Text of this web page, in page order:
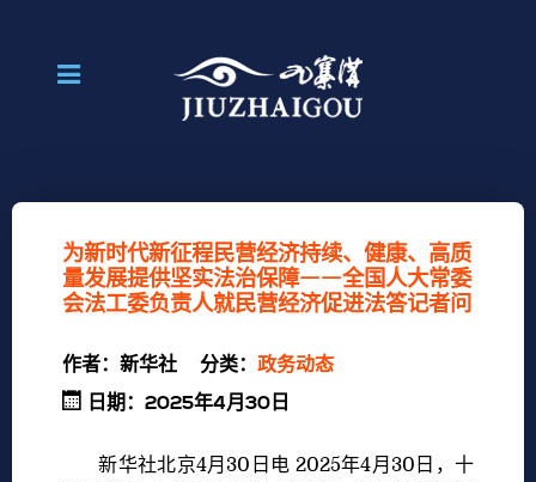
为新时代新征程民营经济持续、健康、高质
量发展提供坚实法治保障——全国人大常委
会法工委负责人就民营经济促进法答记者问
作者： 新华社 分类： 政务动态
日期：2025年4月30日
新华社北京4月30日电 2025年4月30日，十